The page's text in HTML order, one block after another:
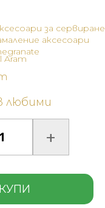
за сервиране
аксесоари
любими
КУПИ
Aram